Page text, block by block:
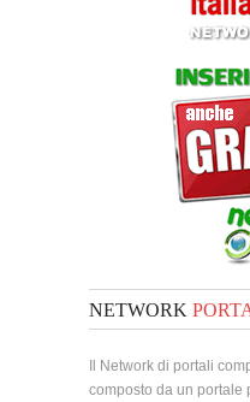
NETWORK
Il Network di portali
composto da un portale